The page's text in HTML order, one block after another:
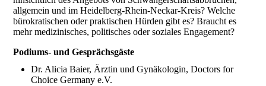
allgemein und im Heidelberg-Rhein-Neckar-Kreis? Welche
bürokratischen oder praktischen Hürden gibt es? Braucht es
mehr medizinisches, politisches oder soziales Engagement?
Podiums- und Gesprächsgäste
Dr. Alicia Baier, Ärztin und Gynäkologin, Doctors for
Choice Germany e.V.